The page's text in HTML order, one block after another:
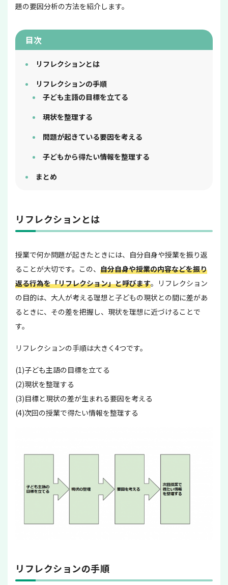
題の要因分析の方法を紹介します。
目次
リフレクションとは
リフレクションの手順
子ども主語の目標を立てる
現状を整理する
問題が起きている要因を考える
子どもから得たい情報を整理する
まとめ
リフレクションとは
授業で何か問題が起きたときには、自分自身や授業を振り返
ることが大切です。この、 自分自身や授業の内容などを振り
返る行為を「リフレクション」と呼びます。リフレクション
の目的は、大人が考える理想と子どもの現状との間に差があ
るときに、その差を把握し、現状を理想に近づけることで
す。
リフレクションの手順は大きく4つです。
(1)子ども主語の目標を立てる
(2)現状を整理する
(3)目標と現状の差が生まれる要因を考える
(4)次回の授業で得たい情報を整理する
リフレクションの手順